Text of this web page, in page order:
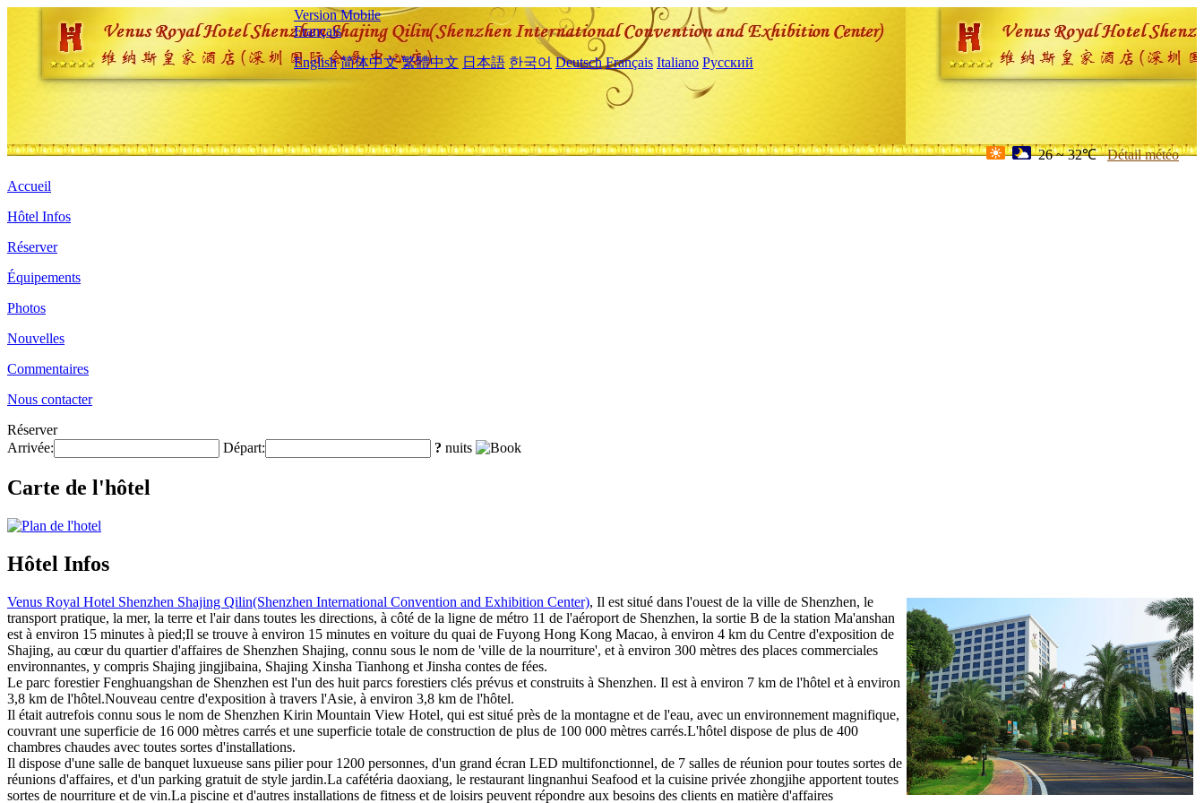
Version Mobile
Français
English 简体中文 繁體中文 日本語 한국어 Deutsch Français Italiano Русский
26 ~ 32℃ Détail météo
Accueil
Hôtel Infos
Réserver
Équipements
Photos
Nouvelles
Commentaires
Nous contacter
Réserver
Arrivée:
Départ: ? nuits
Carte de l'hôtel
Hôtel Infos
Venus Royal Hotel Shenzhen Shajing Qilin(Shenzhen International Convention and Exhibition Center), Il est situé dans l'ouest de la ville de Shenzhen, le
transport pratique, la mer, la terre et l'air dans toutes les directions, à côté de la ligne de métro 11 de l'aéroport de Shenzhen, la sortie B de la station Ma'anshan
est à environ 15 minutes à pied;Il se trouve à environ 15 minutes en voiture du quai de Fuyong Hong Kong Macao, à environ 4 km du Centre d'exposition de
Shajing, au cœur du quartier d'affaires de Shenzhen Shajing, connu sous le nom de 'ville de la nourriture', et à environ 300 mètres des places commerciales
environnantes, y compris Shajing jingjibaina, Shajing Xinsha Tianhong et Jinsha contes de fées.
Le parc forestier Fenghuangshan de Shenzhen est l'un des huit parcs forestiers clés prévus et construits à Shenzhen. Il est à environ 7 km de l'hôtel et à environ
3,8 km de l'hôtel.Nouveau centre d'exposition à travers l'Asie, à environ 3,8 km de l'hôtel.
Il était autrefois connu sous le nom de Shenzhen Kirin Mountain View Hotel, qui est situé près de la montagne et de l'eau, avec un environnement magnifique,
couvrant une superficie de 16 000 mètres carrés et une superficie totale de construction de plus de 100 000 mètres carrés.L'hôtel dispose de plus de 400
chambres chaudes avec toutes sortes d'installations.
Il dispose d'une salle de banquet luxueuse sans pilier pour 1200 personnes, d'un grand écran LED multifonctionnel, de 7 salles de réunion pour toutes sortes de
réunions d'affaires, et d'un parking gratuit de style jardin.La cafétéria daoxiang, le restaurant lingnanhui Seafood et la cuisine privée zhongjihe apportent toutes
sortes de nourriture et de vin.La piscine et d'autres installations de fitness et de loisirs peuvent répondre aux besoins des clients en matière d'affaires